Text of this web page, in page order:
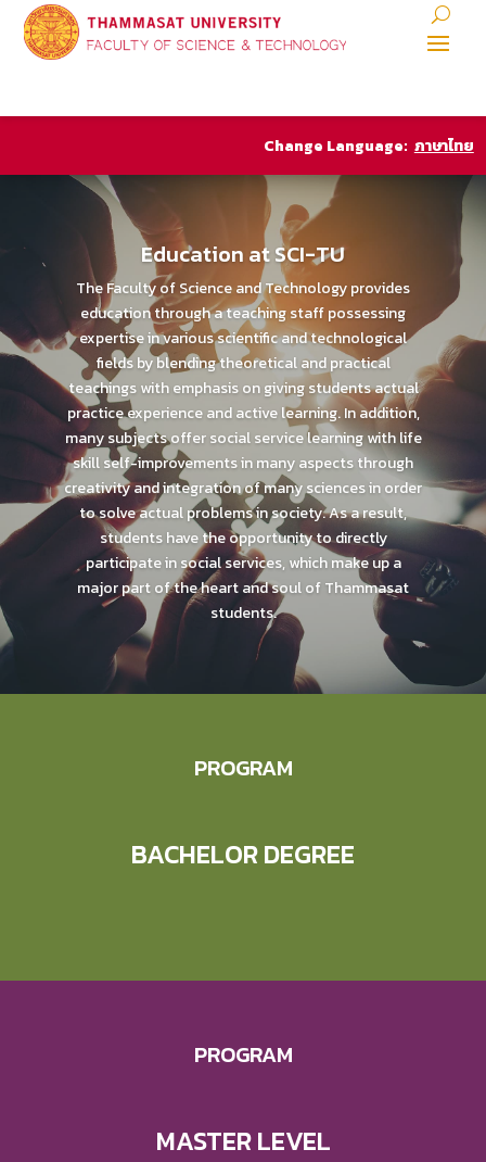
Change Language: ภาษาไทย
Education at SCI-TU
The Faculty of Science and Technology provides
education through a teaching staff possessing
expertise in various scientific and technological
fields by blending theoretical and practical
teachings with emphasis on giving students actual
practice experience and active learning. In addition,
many subjects offer social service learning with life
skill self-improvements in many aspects through
creativity and integration of many sciences in order
to solve actual problems in society. As a result,
students have the opportunity to directly
participate in social services, which make up a
major part of the heart and soul of Thammasat
students.
PROGRAM
BACHELOR DEGREE
PROGRAM
MASTER LEVEL